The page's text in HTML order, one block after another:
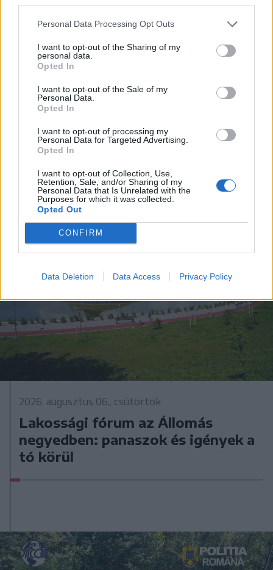
Personal Data Processing Opt Outs
I want to opt-out of the Sharing of my
personal data.
Opted In
I want to opt-out of the Sale of my
Personal Data.
Opted In
I want to opt-out of processing my
Personal Data for Targeted Advertising.
Opted In
I want to opt-out of Collection, Use,
Retention, Sale, and/or Sharing of my
Personal Data that Is Unrelated with the
Purposes for which it was collected.
Opted Out
CONFIRM
Data Deletion Data Access Privacy Policy
Nőileg
Sándor Ella: Na, indíts, s
menjünk!
A rovat további cikkei
2026. augusztus 06., csütörtök
Lakossági fórum az Állomás
negyedben: panaszok és igények a
tó körül